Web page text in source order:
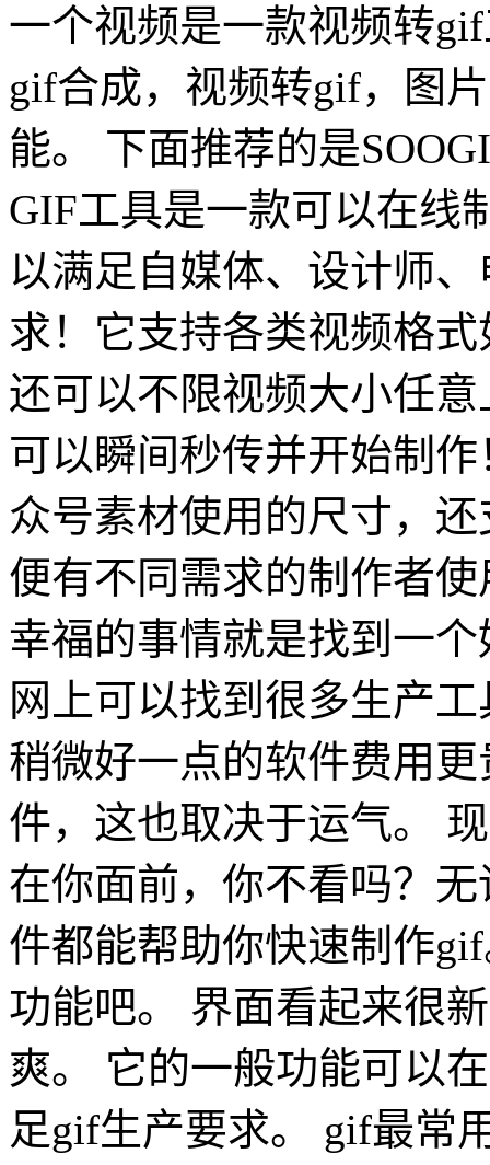
一个视频是一款视频转
gif合成，视频转gif，图
能。 下面推荐的是
GIF工具是一款可以在线
以满足自媒体、设计师
求！它支持各类视频格
还可以不限视频大小任
可以瞬间秒传并开始制
众号素材使用的尺寸，
便有不同需求的制作者
幸福的事情就是找到一
网上可以找到很多生产
稍微好一点的软件费用
件，这也取决于运气。
在你面前，你不看吗？
件都能帮助你快速制作
功能吧。 界面看起来很
爽。 它的一般功能可以
足gif生产要求。 gif最常